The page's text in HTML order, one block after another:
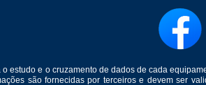
estudo e o cruzamento de dados de cada
são fornecidas por terceiros e devem ser